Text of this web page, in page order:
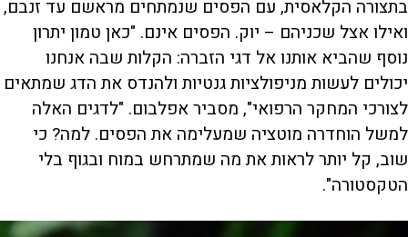
בתצורה הקלאסית, עם הפסים שנמתחים מראשם עד זנבם,
ואילו אצל שכניהם – יוק. הפסים אינם. "כאן טמון יתרון
נוסף שהביא אותנו אל דגי הזברה: הקלות שבה אנחנו
יכולים לעשות מניפולציות גנטיות ולהנדס את הדג שמתאים
לצורכי המחקר הרפואי", מסביר אפלבום. "לדגים האלה
למשל הוחדרה מוטציה שמעלימה את הפסים. למה? כי
שוב, קל יותר לראות את מה שמתרחש במוח ובגוף בלי
הטקסטורה".